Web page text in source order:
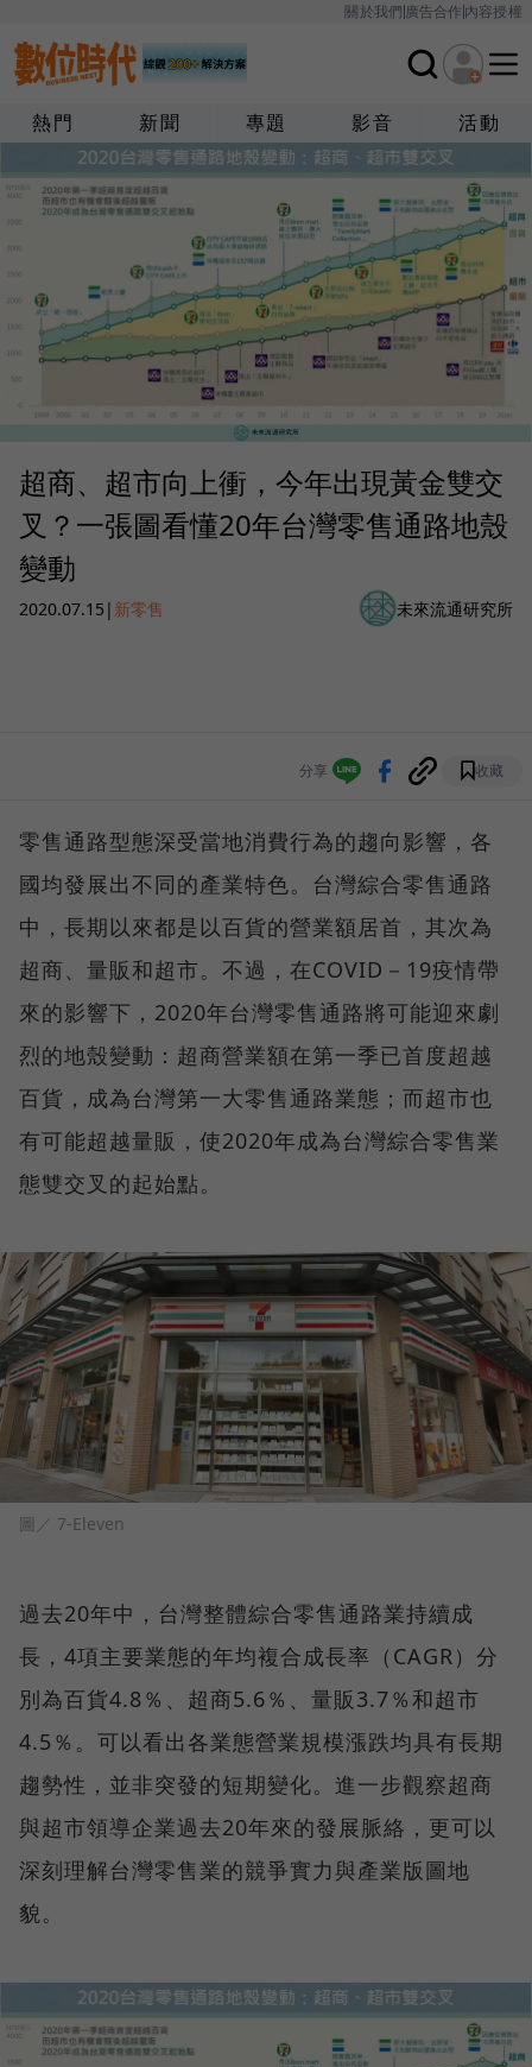
關於我們廣告合作內容授權
熱門 新聞 專題 影音 活動
超商、超市向上衝，今年出現黃金雙交
叉？一張圖看懂20年台灣零售通路地殼
變動
2020.07.15 | 新零售 未來流通研究所
分享 收藏
零售通路型態深受當地消費行為的趨向影響，各
國均發展出不同的產業特色。台灣綜合零售通路
中，長期以來都是以百貨的營業額居首，其次為
超商、量販和超市。不過，在COVID－19疫情帶
來的影響下，2020年台灣零售通路將可能迎來劇
烈的地殼變動：超商營業額在第一季已首度超越
百貨，成為台灣第一大零售通路業態；而超市也
有可能超越量販，使2020年成為台灣綜合零售業
態雙交叉的起始點。
圖／ 7-Eleven
過去20年中，台灣整體綜合零售通路業持續成
長，4項主要業態的年均複合成長率（CAGR）分
別為百貨4.8％、超商5.6％、量販3.7％和超市
4.5％。可以看出各業態營業規模漲跌均具有長期
趨勢性，並非突發的短期變化。進一步觀察超商
與超市領導企業過去20年來的發展脈絡，更可以
深刻理解台灣零售業的競爭實力與產業版圖地
貌。